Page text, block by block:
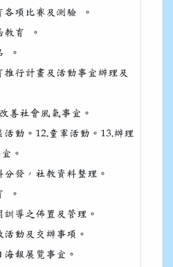
項比賽及測驗 。
教育 。
。
行計畫及活動事宜辦理及
善社會風氣事宜。
活動。12.童軍活動。13.辦理
。
分發，社教資料整理。
。
訓導之佈置及管理。
活動及交辦事項。
海報展覽事宜。